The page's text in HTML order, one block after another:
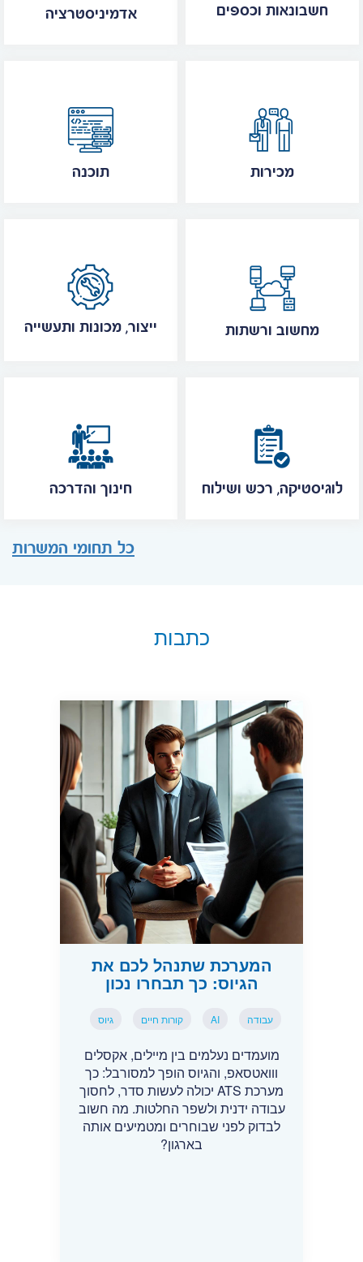
אדמיניסטרציה חשבונאות וכספים
תוכנה מכירות
ייצור, מכונות ותעשייה מחשוב ורשתות
חינוך והדרכה לוגיסטיקה, רכש ושילוח
כל תחומי המשרות
כתבות
המערכת שתנהל לכם את
הגיוס: כך תבחרו נכון
עבודה AI קורות חיים גיוס
מועמדים נעלמים בין מיילים, אקסלים
ווואטסאפ, והגיוס הופך למסורבל: כך
מערכת ATS יכולה לעשות סדר, לחסוך
עבודה ידנית ולשפר החלטות. מה חשוב
לבדוק לפני שבוחרים ומטמיעים אותה
בארגון?